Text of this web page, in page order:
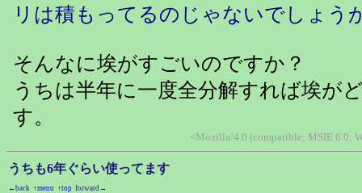
リは積もってるのじゃないでしょう
そんなに埃がすごいのですか？
うちは半年に一度全分解すれば埃が
す。
<Mozilla/4.0 (compatible; MSIE 6.0;
うちも6年ぐらい使ってます
←back ↑menu ↑top forward→